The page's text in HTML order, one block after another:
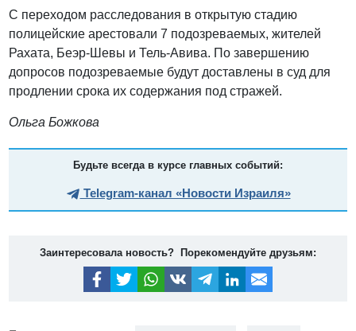
С переходом расследования в открытую стадию
полицейские арестовали 7 подозреваемых, жителей
Рахата, Беэр-Шевы и Тель-Авива. По завершению
допросов подозреваемые будут доставлены в суд для
продлении срока их содержания под стражей.
Ольга Божкова
Будьте всегда в курсе главных событий:
Telegram-канал «Новости Израиля»
Заинтересовала новость? Порекомендуйте друзьям: